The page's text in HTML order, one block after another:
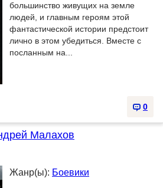
большинство живущих на земле
людей, и главным героям этой
фантастической истории предстоит
лично в этом убедиться. Вместе с
посланным на...
0
Малахов
Жанр(ы): Боевики